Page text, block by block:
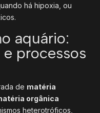
há hipoxia, ou
aquário:
processos
de matéria
orgânica
heterotróficos,